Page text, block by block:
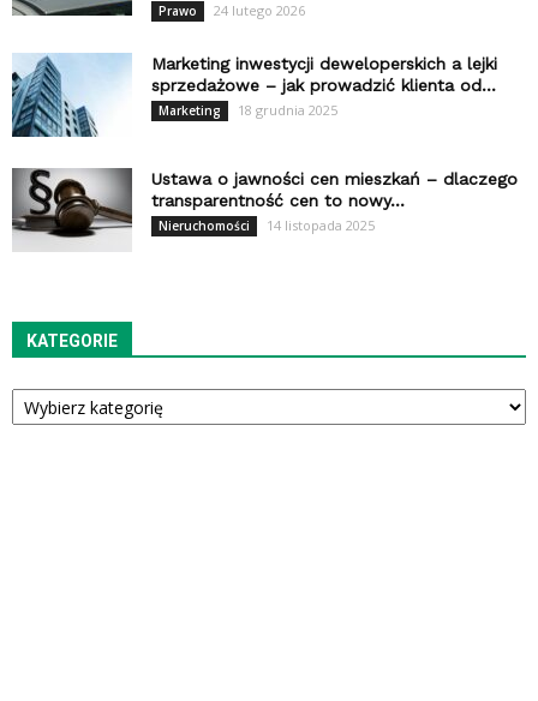
Prawo 24 lutego 2026
Marketing inwestycji deweloperskich a lejki
sprzedażowe – jak prowadzić klienta od...
Marketing 18 grudnia 2025
Ustawa o jawności cen mieszkań – dlaczego
transparentność cen to nowy...
Nieruchomości 14 listopada 2025
KATEGORIE
Kategorie